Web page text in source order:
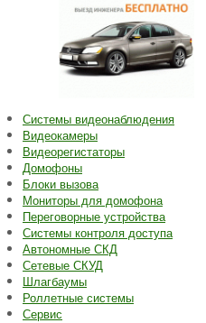
Системы видеонаблюдения
Видеокамеры
Видеорегистаторы
Домофоны
Блоки вызова
Мониторы для домофона
Переговорные устройства
Системы контроля доступа
Автономные СКД
Сетевые СКУД
Шлагбаумы
Роллетные системы
Сервис